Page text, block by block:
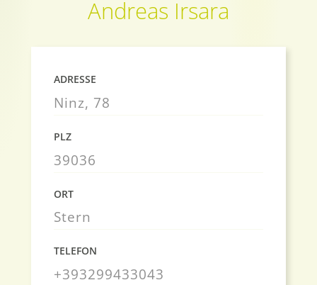
Andreas Irsara
ADRESSE
Ninz, 78
PLZ
39036
ORT
Stern
TELEFON
+393299433043